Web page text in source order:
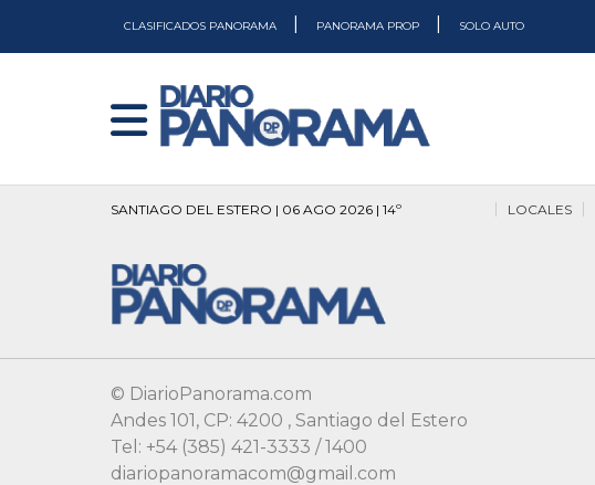
CLASIFICADOS PANORAMA PANORAMA PROP SOLO AUTO
SANTIAGO DEL ESTERO | 06 AGO 2026 | 14º LOCALES
© DiarioPanorama.com
Andes 101, CP: 4200 , Santiago del Estero
Tel: +54 (385) 421-3333 / 1400
diariopanoramacom@gmail.com